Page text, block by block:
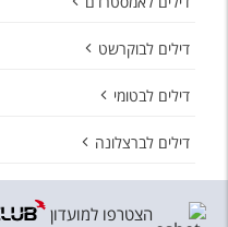
דילים לבוקרשט
דילים לבטומי
דילים לברצלונה
הצטרפו למועדון